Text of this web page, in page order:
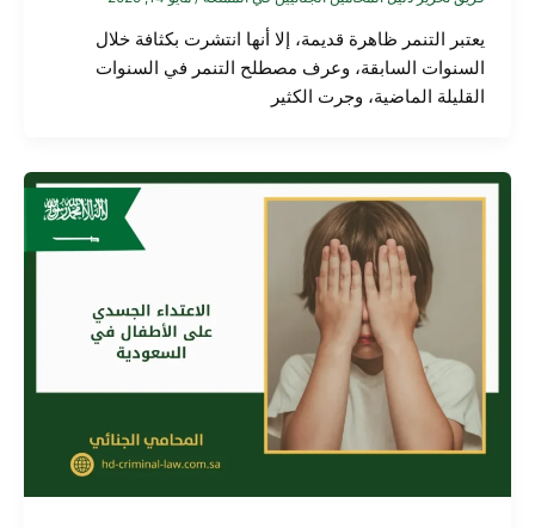
يعتبر التنمر ظاهرة قديمة، إلا أنها انتشرت بكثافة خلال
السنوات السابقة، وعرف مصطلح التنمر في السنوات
القليلة الماضية، وجرت الكثير